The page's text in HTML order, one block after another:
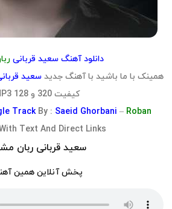
دانلود آهنگ سعید قربانی
همینک با ما باشید با آهنگ جدیدسعید
کیفیت 320 و 128 MP3
Track By : Saeid Ghorbani – Roban
Text And Direct Links
سعید قربانی ربان
پخش آنلاین همین